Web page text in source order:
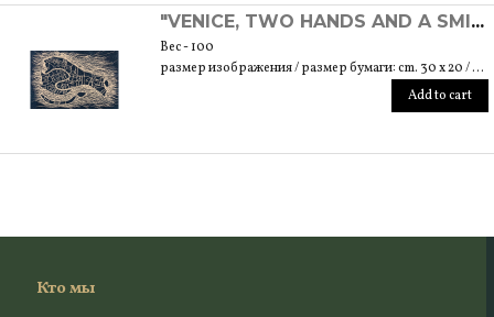
"VENICE, TWO HANDS AND A SMILE'' - КСИЛОГРАФИЯ
Вес - 100
размер изображения / размер бумаги: cm. 30 x 20 / cm. 35,5 x 25
Add to cart
Кто мы